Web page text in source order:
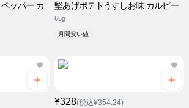
ッパー カ
堅あげポテトうすしお味 カルビー
65g
月間安い値
¥328(税込¥354.24)